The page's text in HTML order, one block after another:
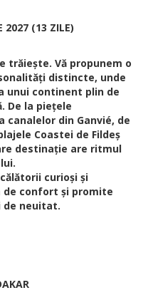
2027 (13 ZILE)
trăiește. Vă propunem o
distincte, unde
unui continent plin de
De la piețele
canalelor din Ganvié, de
Coastei de Fildeș
destinație are ritmul
curioși și
de confort și promite
neuitat.